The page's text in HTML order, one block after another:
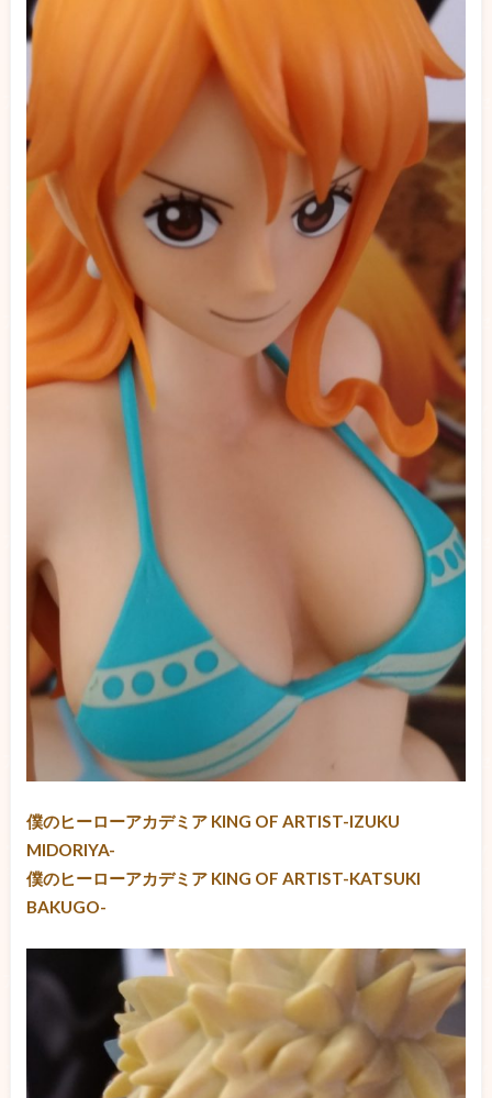
僕のヒーローアカデミア KING OF ARTIST-IZUKU
MIDORIYA-
僕のヒーローアカデミア KING OF ARTIST-KATSUKI
BAKUGO-